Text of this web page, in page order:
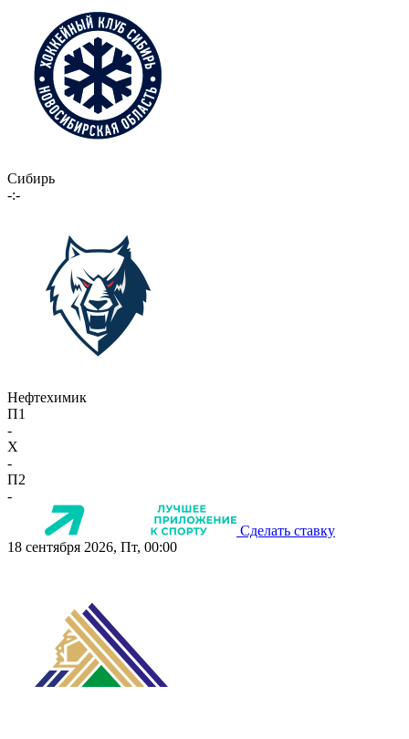
Сибирь
-:-
Нефтехимик
П1
-
X
-
П2
-
Сделать ставку
18 сентября 2026, Пт, 00:00